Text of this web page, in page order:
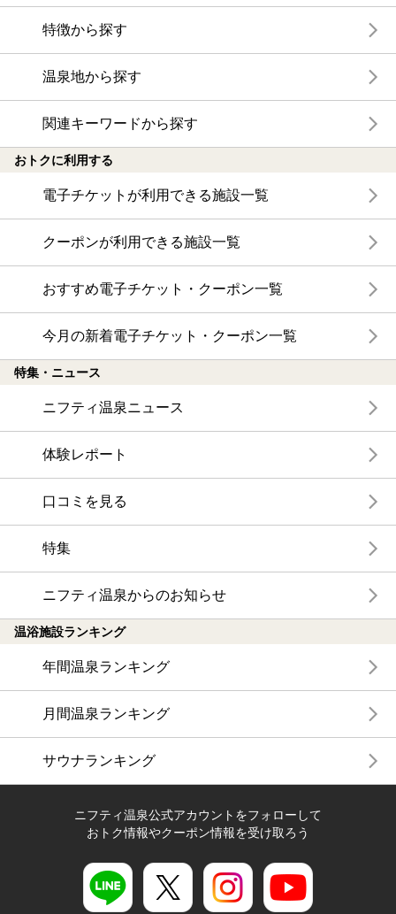
特徴から探す
温泉地から探す
関連キーワードから探す
おトクに利用する
電子チケットが利用できる施設一覧
クーポンが利用できる施設一覧
おすすめ電子チケット・クーポン一覧
今月の新着電子チケット・クーポン一覧
特集・ニュース
ニフティ温泉ニュース
体験レポート
口コミを見る
特集
ニフティ温泉からのお知らせ
温浴施設ランキング
年間温泉ランキング
月間温泉ランキング
サウナランキング
ニフティ温泉公式アカウントをフォローして
おトク情報やクーポン情報を受け取ろう